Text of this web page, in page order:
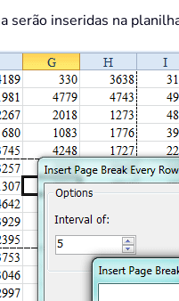
serão inseridas na